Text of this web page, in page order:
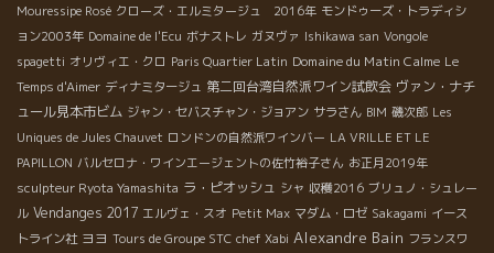
Mouressipe Rosé クローズ・エルミタージュ 2016年 モンドゥーズ・トラディシ
ョン2003年 Domaine de l'Ecu ボナストレ ガヌヴァ Ishikawa san Vongole
spagetti オリヴィエ・クロ Paris Quartier Latin Domaine du Matin Calme Le
Temps d'Aimer ディナミタージュ 第二回台湾自然派ワイン試飲会 ヴァン・ナチ
ュール見本市ビム ジャン・セバスチャン・ジョアン サラさん BIM 磯次郎 Les
Uniques de Jules Chauvet ロンドンの自然派ワインバー LA VRILLE ET LE
PAPILLON バルセロナ・ワインエージェントの佐竹裕子さん お正月2019年
sculpteur Ryota Yamashita ラ・ピオッシュ シャ 収穫2016 ブリュノ・シュレー
ル Vendanges 2017 エルヴェ・スオ Petit Max マダム・ロゼ Sakagami イース
トライン社 ヨヨ Tours de Groupe STC chef Xabi Alexandre Bain フランスワ